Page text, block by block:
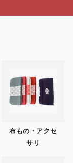
布もの・アクセ
サリ